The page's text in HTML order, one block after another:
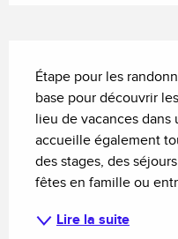
Étape pour les
base pour découvrir
lieu de vacances
accueille également
des stages, des
fêtes en famille ou
Lire la suite